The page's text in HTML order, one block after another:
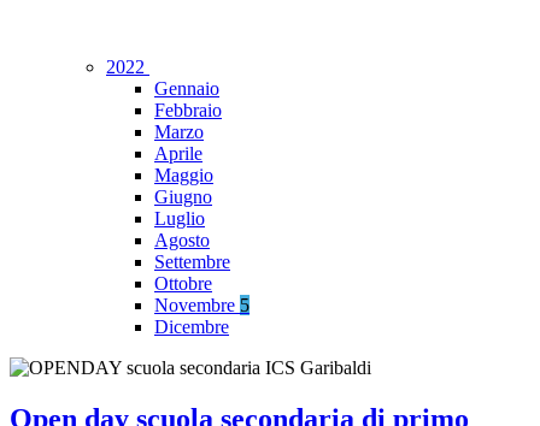
2022
Gennaio
Febbraio
Marzo
Aprile
Maggio
Giugno
Luglio
Agosto
Settembre
Ottobre
Novembre 5
Dicembre
Open day scuola secondaria di primo